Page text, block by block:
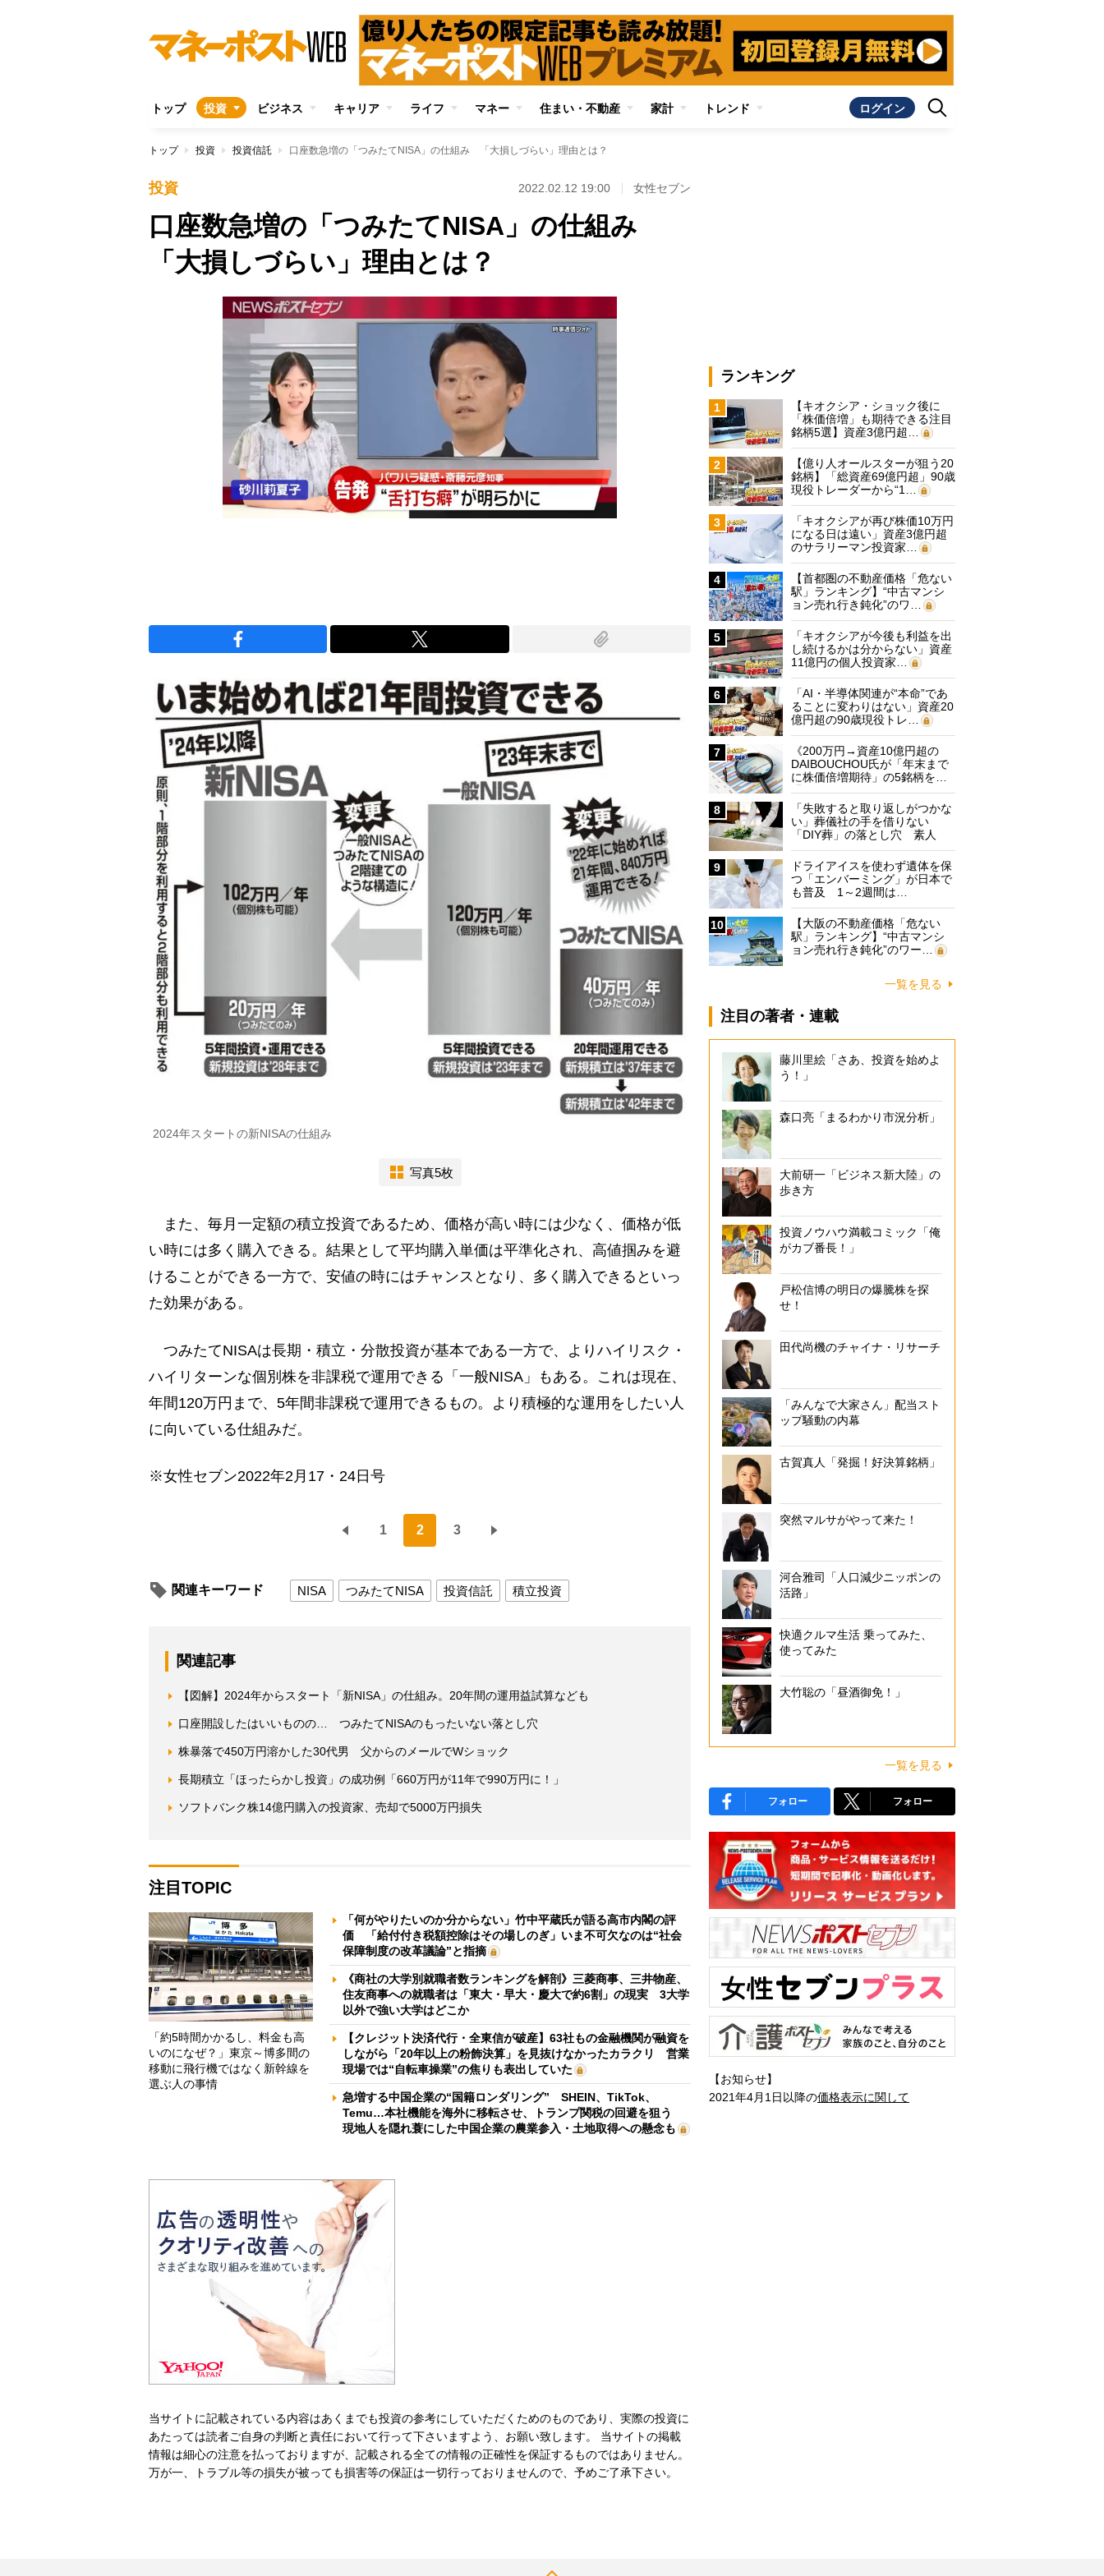
トップ 投資 ビジネス キャリア ライフ マネー 住まい・不動産 家計 トレンド ログイン
トップ 投資 投資信託 口座数急増の「つみたてNISA」の仕組み 「大損しづらい」理由とは？
投資 2022.02.12 19:00 女性セブン
口座数急増の「つみたてNISA」の仕組み
「大損しづらい」理由とは？
2024年スタートの新NISAの仕組み
写真5枚
また、毎月一定額の積立投資であるため、価格が高い時には少なく、価格が低
い時には多く購入できる。結果として平均購入単価は平準化され、高値掴みを避
けることができる一方で、安値の時にはチャンスとなり、多く購入できるといっ
た効果がある。
つみたてNISAは長期・積立・分散投資が基本である一方で、よりハイリスク・
ハイリターンな個別株を非課税で運用できる「一般NISA」もある。これは現在、
年間120万円まで、5年間非課税で運用できるもの。より積極的な運用をしたい人
に向いている仕組みだ。
※女性セブン2022年2月17・24日号
1 2 3
関連キーワード NISA つみたてNISA 投資信託 積立投資
関連記事
【図解】2024年からスタート「新NISA」の仕組み。20年間の運用益試算なども
口座開設したはいいものの… つみたてNISAのもったいない落とし穴
株暴落で450万円溶かした30代男 父からのメールでWショック
長期積立「ほったらかし投資」の成功例「660万円が11年で990万円に！」
ソフトバンク株14億円購入の投資家、売却で5000万円損失
注目TOPIC
「約5時間かかるし、料金も高
いのになぜ？」東京～博多間の
移動に飛行機ではなく新幹線を
選ぶ人の事情
「何がやりたいのか分からない」竹中平蔵氏が語る高市内閣の評
価 「給付付き税額控除はその場しのぎ」いま不可欠なのは“社会
保障制度の改革議論”と指摘
《商社の大学別就職者数ランキングを解剖》三菱商事、三井物産、
住友商事への就職者は「東大・早大・慶大で約6割」の現実 3大学
以外で強い大学はどこか
【クレジット決済代行・全東信が破産】63社もの金融機関が融資を
しながら「20年以上の粉飾決算」を見抜けなかったカラクリ 営業
現場では“自転車操業”の焦りも表出していた
急増する中国企業の“国籍ロンダリング” SHEIN、TikTok、
Temu…本社機能を海外に移転させ、トランプ関税の回避を狙う
現地人を隠れ蓑にした中国企業の農業参入・土地取得への懸念も
当サイトに記載されている内容はあくまでも投資の参考にしていただくためのものであり、実際の投資に
あたっては読者ご自身の判断と責任において行って下さいますよう、お願い致します。 当サイトの掲載
情報は細心の注意を払っておりますが、記載される全ての情報の正確性を保証するものではありません。
万が一、トラブル等の損失が被っても損害等の保証は一切行っておりませんので、予めご了承下さい。
ランキング
1
【キオクシア・ショック後に
「株価倍増」も期待できる注目
銘柄5選】資産3億円超…
2
【億り人オールスターが狙う20
銘柄】「総資産69億円超」90歳
現役トレーダーから“1…
3
「キオクシアが再び株価10万円
になる日は遠い」資産3億円超
のサラリーマン投資家…
4
【首都圏の不動産価格「危ない
駅」ランキング】“中古マンシ
ョン売れ行き鈍化”のワ…
5
「キオクシアが今後も利益を出
し続けるかは分からない」資産
11億円の個人投資家…
6
「AI・半導体関連が“本命”であ
ることに変わりはない」資産20
億円超の90歳現役トレ…
7
《200万円→資産10億円超の
DAIBOUCHOU氏が「年末まで
に株価倍増期待」の5銘柄を…
8
「失敗すると取り返しがつかな
い」葬儀社の手を借りない
「DIY葬」の落とし穴 素人
に…
9
ドライアイスを使わず遺体を保
つ「エンバーミング」が日本で
も普及 1～2週間は…
10
【大阪の不動産価格「危ない
駅」ランキング】“中古マンシ
ョン売れ行き鈍化”のワー…
一覧を見る
注目の著者・連載
藤川里絵「さあ、投資を始めよ
う！」
森口亮「まるわかり市況分析」
大前研一「ビジネス新大陸」の
歩き方
投資ノウハウ満載コミック「俺
がカブ番長！」
戸松信博の明日の爆騰株を探
せ！
田代尚機のチャイナ・リサーチ
「みんなで大家さん」配当スト
ップ騒動の内幕
古賀真人「発掘！好決算銘柄」
突然マルサがやって来た！
河合雅司「人口減少ニッポンの
活路」
快適クルマ生活 乗ってみた、
使ってみた
大竹聡の「昼酒御免！」
一覧を見る
フォロー フォロー
【お知らせ】
2021年4月1日以降の価格表示に関して